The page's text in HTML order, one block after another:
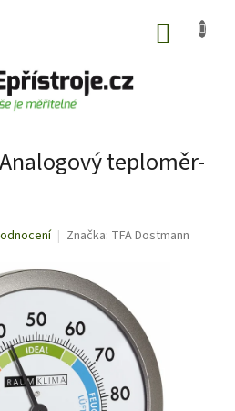
teploměr-
Značka: TFA Dostmann